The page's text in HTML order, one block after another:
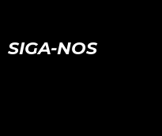
SIGA-NOS